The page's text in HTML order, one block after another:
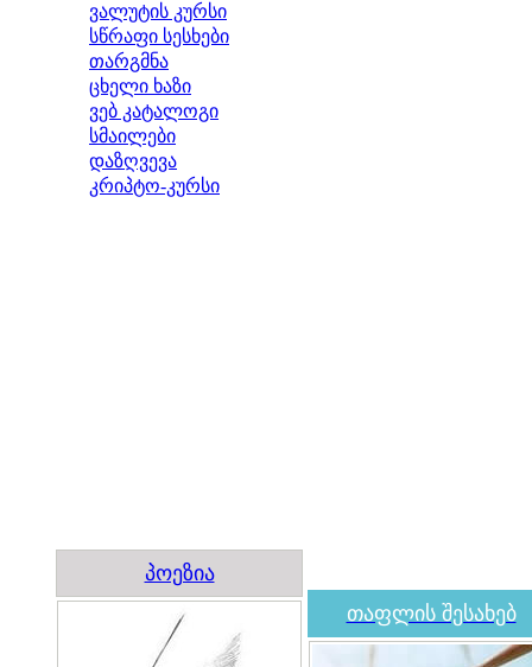
ვალუტის კურსი
სწრაფი სესხები
თარგმნა
ცხელი ხაზი
ვებ კატალოგი
სმაილები
დაზღვევა
კრიპტო-კურსი
პოეზია
თაფლის შესახებ